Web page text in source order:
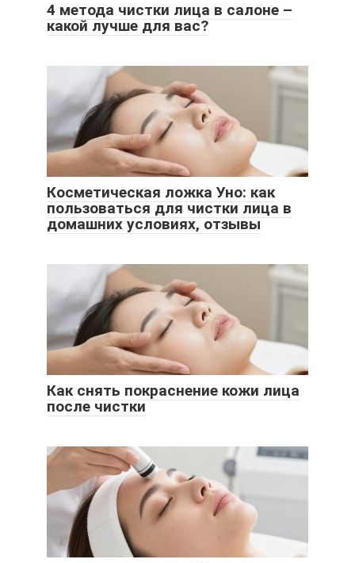
4 метода чистки лица в салоне –
какой лучше для вас?
Косметическая ложка Уно: как
пользоваться для чистки лица в
домашних условиях, отзывы
Как снять покраснение кожи лица
после чистки